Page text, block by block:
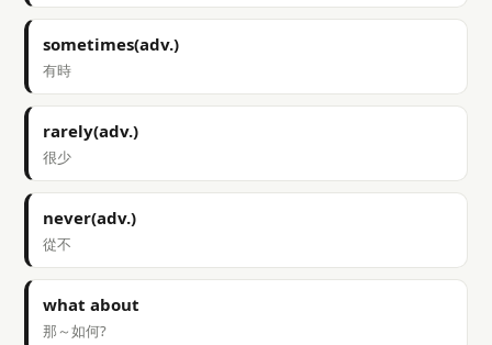
sometimes(adv.)
有時
rarely(adv.)
很少
never(adv.)
從不
what about
那～如何?